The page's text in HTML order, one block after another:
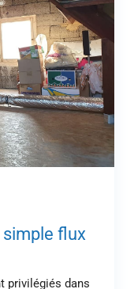
simple flux
privilégiés dans